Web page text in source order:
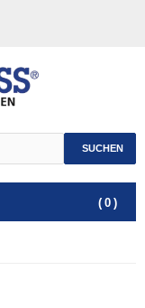
SUCHEN
( 0 )